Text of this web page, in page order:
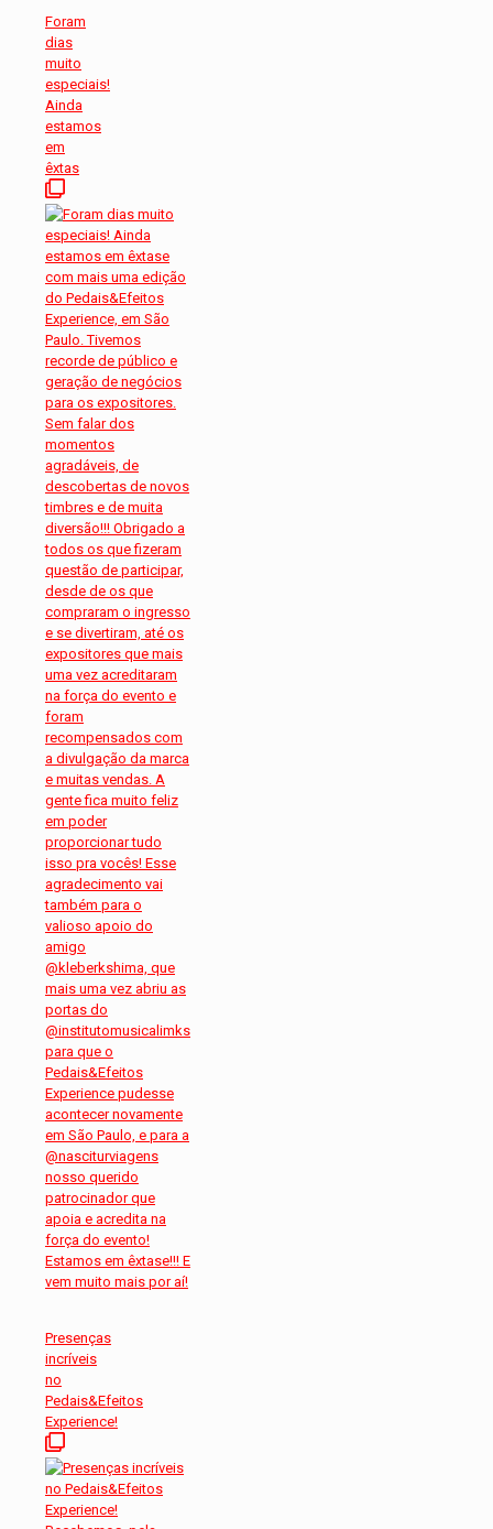
Foram
dias
muito
especiais!
Ainda
estamos
em
êxtas
Presenças
incríveis
no
Pedais&Efeitos
Experience!